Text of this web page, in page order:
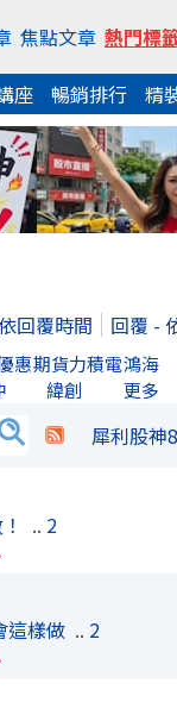
焦點文章 熱門標
座 暢銷排行 精
回覆時間 回覆 -
惠期貨力積電鴻海
緯創 更多
犀利股神
.. 2
這樣做 .. 2